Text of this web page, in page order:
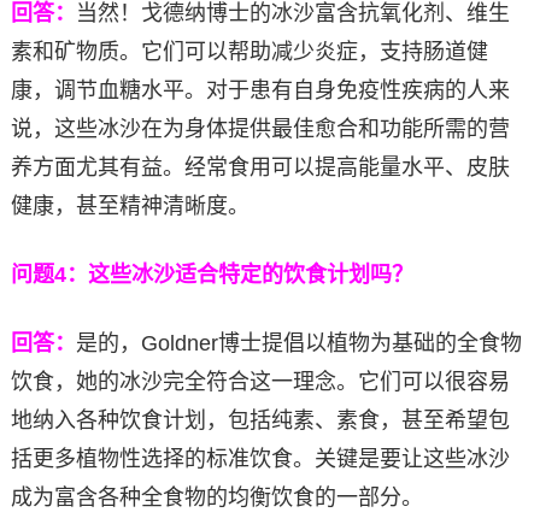
回答：
当然！戈德纳博士的冰沙富含抗氧化剂、维生
素和矿物质。它们可以帮助减少炎症，支持肠道健
康，调节血糖水平。对于患有自身免疫性疾病的人来
说，这些冰沙在为身体提供最佳愈合和功能所需的营
养方面尤其有益。经常食用可以提高能量水平、皮肤
健康，甚至精神清晰度。
问题4：这些冰沙适合特定的饮食计划吗？
回答： 是的，Goldner博士提倡以植物为基础的全食物
饮食，她的冰沙完全符合这一理念。它们可以很容易
地纳入各种饮食计划，包括纯素、素食，甚至希望包
括更多植物性选择的标准饮食。关键是要让这些冰沙
成为富含各种全食物的均衡饮食的一部分。